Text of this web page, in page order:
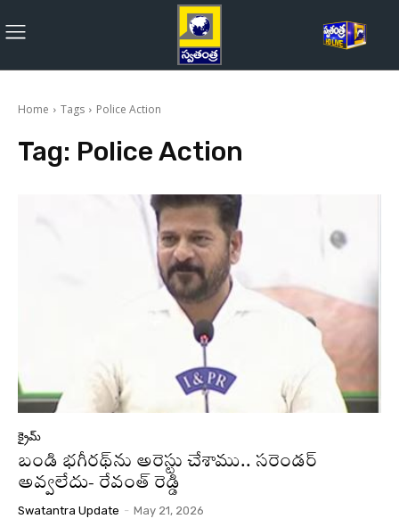
Home Tags Police Action
Tag: Police Action
క్రైమ్
బండి భగీరథ్‌ను అరెస్టు చేశాము.. సరెండర్‌
అవ్వలేదు- రేవంత్‌ రెడ్డి
Swatantra Update - May 21, 2026